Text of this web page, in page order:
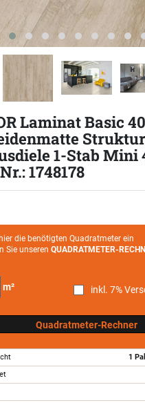
Laminat Basic
Struktur
1-Stab Mini
1748178
die benötigten Quadratmeter ein
Sie unseren QUADRATMETER-
m² inkl. 7%
Quadratmeter-Rechner
1